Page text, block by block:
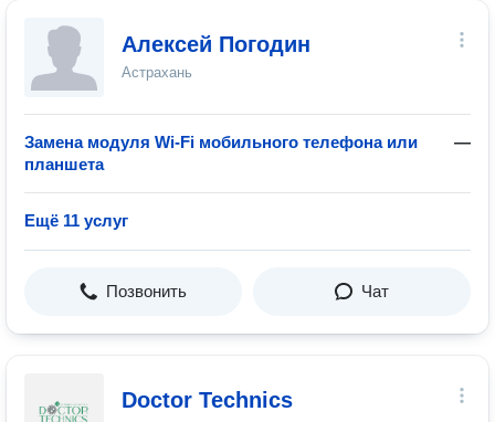
Алексей Погодин
Астрахань
Замена модуля Wi-Fi мобильного телефона или
планшета
—
Ещё 11 услуг
Позвонить Чат
Doctor Technics